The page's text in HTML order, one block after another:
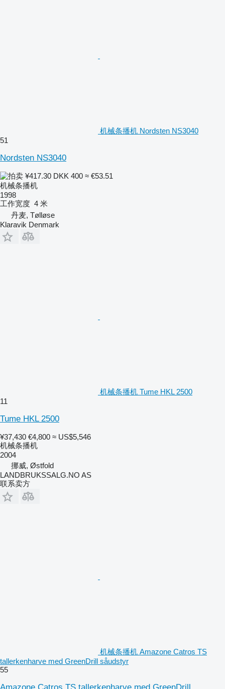
机械条播机 Nordsten NS3040
51
Nordsten NS3040
¥417.30 DKK 400 ≈ €53.51
机械条播机
1998
工作宽度 4 米
丹麦, Tølløse
Klaravik Denmark
机械条播机 Tume HKL 2500
11
Tume HKL 2500
¥37,430 €4,800 ≈ US$5,546
机械条播机
2004
挪威, Østfold
LANDBRUKSSALG.NO AS
联系卖方
机械条播机 Amazone Catros TS
tallerkenharve med GreenDrill såudstyr
55